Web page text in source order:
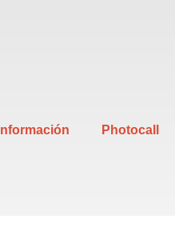
Información Photocall